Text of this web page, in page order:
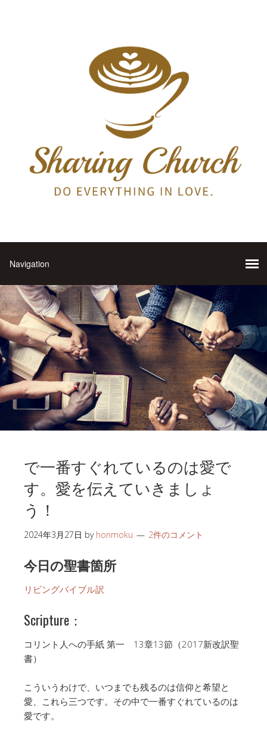
で一番すぐれているのは愛で
す。愛を伝えていきましょ
う！
2024年3月27日 by honmoku 2件のコメント
今日の聖書箇所
リビングバイブル訳
Scripture：
コリント人への手紙 第一 13章13節（2017新改訳聖
書）
こういうわけで、いつまでも残るのは信仰と希望と
愛、これら三つです。その中で一番すぐれているのは
愛です。